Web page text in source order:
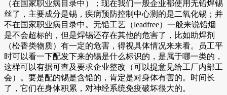
（在国家职业病目录中）；现在我们一般企业都使用无铅焊锡
丝了，主要成分是锡，疾病预防控制中心测的是二氧化锡；并
不在国家职业病目录中。无铅工艺（leadfree）一般来说铅烟
是不会超标的，但是焊锡还存在其他的危害了，比如助焊剂
（松香类物质）有一定的危害，得视具体情况来来看。员工平
时可以看一下配发下来的锡是什么标识的，是属于哪一类的，
这样可以有据可查及要求企业整改（可以提意见给工厂内部工
会）。要是配的锡是含铅的，肯定是对身体有害的。时间长
了，它们在身体积累，对神经系统免疫破坏很大的。